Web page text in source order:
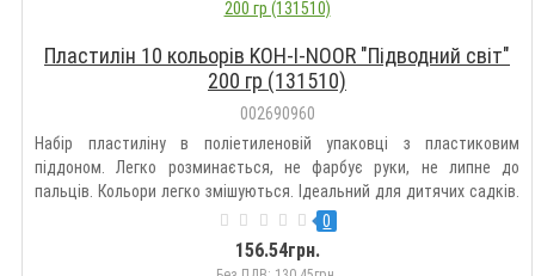
Пластилін 10 кольорів KOH-I-NOOR "Підводний світ"
200 гр (131510)
002690960
Набір пластиліну в поліетиленовій упаковці з пластиковим
піддоном. Легко розминається, не фарбує руки, не липне до
пальців. Кольори легко змішуються. Ідеальний для дитячих садків.
Відповідає європейським стандартам безпеки...
0
156.54грн.